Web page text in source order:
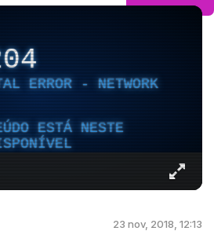
ERROR - NETWORK
ESTÁ NESTE
23 nov, 2018, 12:13